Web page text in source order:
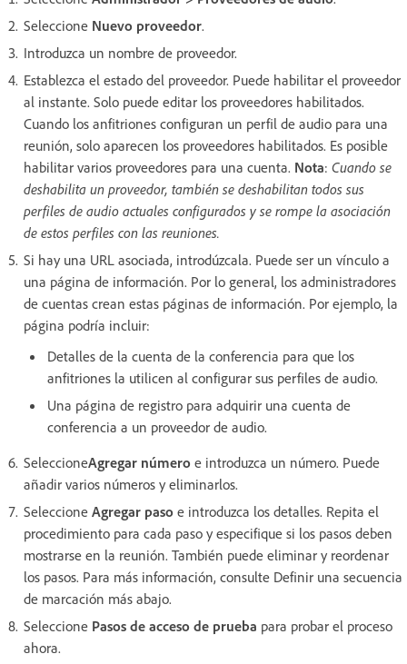
Seleccione Nuevo proveedor.
Introduzca un nombre de proveedor.
Establezca el estado del proveedor. Puede habilitar el proveedor
al instante. Solo puede editar los proveedores habilitados.
Cuando los anfitriones configuran un perfil de audio para una
reunión, solo aparecen los proveedores habilitados. Es posible
habilitar varios proveedores para una cuenta. Nota: Cuando se
deshabilita un proveedor, también se deshabilitan todos sus
perfiles de audio actuales configurados y se rompe la asociación
de estos perfiles con las reuniones.
Si hay una URL asociada, introdúzcala. Puede ser un vínculo a
una página de información. Por lo general, los administradores
de cuentas crean estas páginas de información. Por ejemplo, la
página podría incluir:
Detalles de la cuenta de la conferencia para que los
anfitriones la utilicen al configurar sus perfiles de audio.
Una página de registro para adquirir una cuenta de
conferencia a un proveedor de audio.
SeleccioneAgregar número e introduzca un número. Puede
añadir varios números y eliminarlos.
Seleccione Agregar paso e introduzca los detalles. Repita el
procedimiento para cada paso y especifique si los pasos deben
mostrarse en la reunión. También puede eliminar y reordenar
los pasos. Para más información, consulte Definir una secuencia
de marcación más abajo.
Seleccione Pasos de acceso de prueba para probar el proceso
ahora.